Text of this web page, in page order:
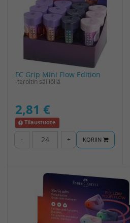
FC Grip Mini Flow Edition
-teroitin säiliöllä
2,81 €
Tilaustuote
- + KORIIN